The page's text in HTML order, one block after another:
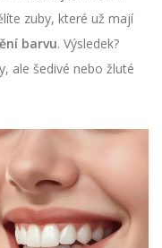
zuby, které už mají
barvu. Výsledek?
ale šedivé nebo žluté